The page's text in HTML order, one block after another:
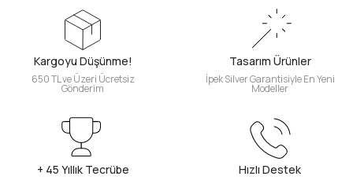
Kargoyu Düşünme!
650 TL ve Üzeri Ücretsiz
Gönderim
Tasarım Ürünler
İpek Silver Garantisiyle En Yeni
Modeller
+ 45 Yıllık Tecrübe Hızlı Destek